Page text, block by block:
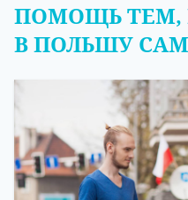
ПОМОЩЬ ТЕМ,
В ПОЛЬШУ